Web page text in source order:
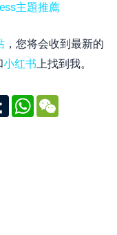
主題推薦
，您将会收到最新的
小红书上找到我。
Tumblr